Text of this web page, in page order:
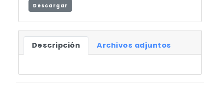
Descargar
Descripción Archivos adjuntos